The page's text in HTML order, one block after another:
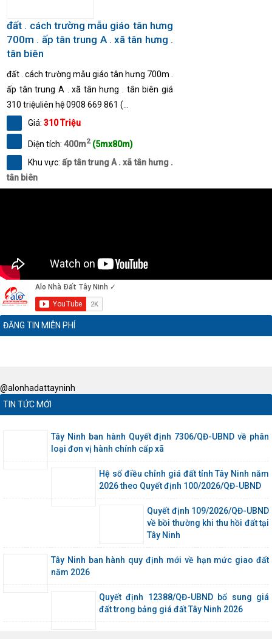
đất . cách trường mẫu giáo tân hưng
700m . ấp tân trung A . xã tân hưng .
tân biên
đất . cách trường mẫu giáo tân hưng 700m .
ấp tân trung A . xã tân hưng . tân biên giá
310 triệuliên hệ 0908 669 861 (...
Giá: 310 Triệu
Diện tích: 400m2 (5mx80m)
Khu vực:ấp tân trung A . xã tân hưng .
tân biên
ĐĂNG TIN MIỄN PHÍ
@alonhadattayninh
TIN TỨC MỚI
Tây Ninh ban hành Quyết định 7306/QĐ-UBND về phân
loại đơn vị hành chính cấp xã
Hệ số điều chỉnh giá đất tỉnh Tây Ninh năm
2026 theo Quyết định 100/2026/QĐ-UBND
Quyết định 109/2026/QĐ-UBND
về bồi thường khi thu hồi đất tại
Tây Ninh
Tây Ninh ban hành quy định mới về hạn mức giao đất
năm 2026
Quyết định 12388/QĐ-UBND bổ sung giá
đất trong bảng giá đất Tây Ninh 2026